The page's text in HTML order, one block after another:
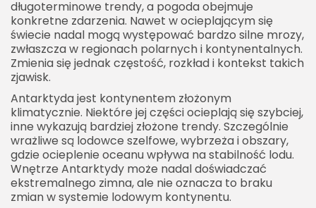
długoterminowe trendy, a pogoda obejmuje
konkretne zdarzenia. Nawet w ocieplającym się
świecie nadal mogą występować bardzo silne mrozy,
zwłaszcza w regionach polarnych i kontynentalnych.
Zmienia się jednak częstość, rozkład i kontekst takich
zjawisk.
Antarktyda jest kontynentem złożonym
klimatycznie. Niektóre jej części ocieplają się szybciej,
inne wykazują bardziej złożone trendy. Szczególnie
wrażliwe są lodowce szelfowe, wybrzeża i obszary,
gdzie ocieplenie oceanu wpływa na stabilność lodu.
Wnętrze Antarktydy może nadal doświadczać
ekstremalnego zimna, ale nie oznacza to braku
zmian w systemie lodowym kontynentu.